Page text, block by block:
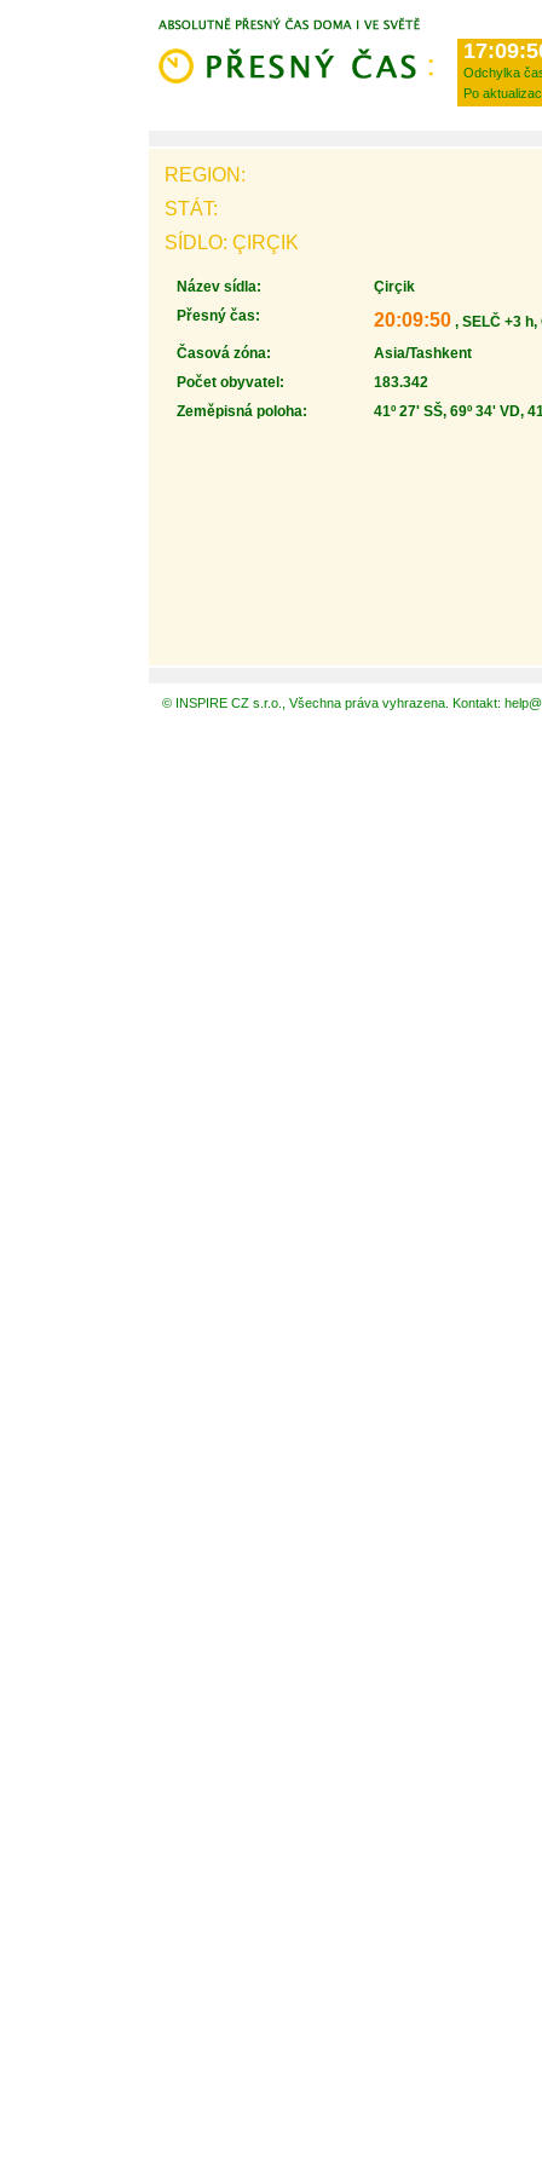
Odchylka
Po
REGION:
STÁT:
SÍDLO: ÇIRÇIK
Název sídla:
Çirçik
Přesný čas:
20:09:50 , SELČ +3 h,
Časová zóna:
Asia/Tashkent
Počet obyvatel:
183.342
Zeměpisná poloha:
41º 27' SŠ, 69º 34' VD,
© INSPIRE CZ s.r.o., Všechna práva vyhrazena. Kontakt: